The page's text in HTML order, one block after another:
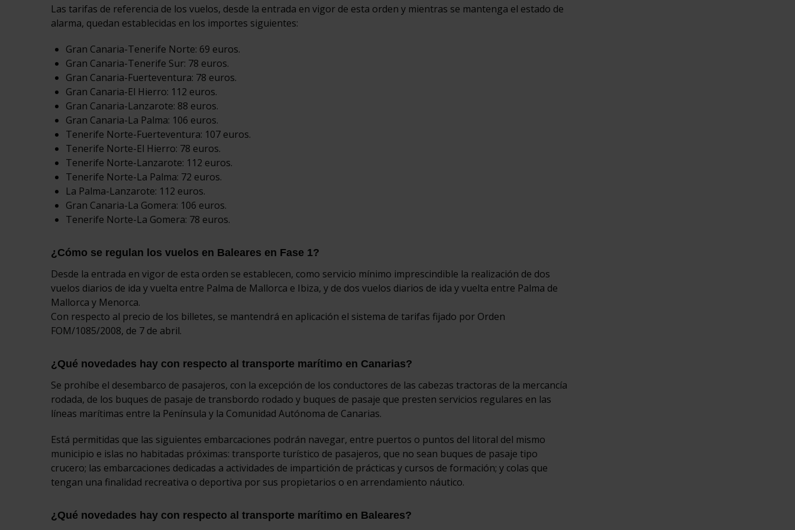
Las tarifas de referencia de los vuelos, desde la entrada en vigor de esta orden y mientras se mantenga el estado de
alarma, quedan establecidas en los importes siguientes:
Gran Canaria-Tenerife Norte: 69 euros.
Gran Canaria-Tenerife Sur: 78 euros.
Gran Canaria-Fuerteventura: 78 euros.
Gran Canaria-El Hierro: 112 euros.
Gran Canaria-Lanzarote: 88 euros.
Gran Canaria-La Palma: 106 euros.
Tenerife Norte-Fuerteventura: 107 euros.
Tenerife Norte-El Hierro: 78 euros.
Tenerife Norte-Lanzarote: 112 euros.
Tenerife Norte-La Palma: 72 euros.
La Palma-Lanzarote: 112 euros.
Gran Canaria-La Gomera: 106 euros.
Tenerife Norte-La Gomera: 78 euros.
¿Cómo se regulan los vuelos en Baleares en Fase 1?
Desde la entrada en vigor de esta orden se establecen, como servicio mínimo imprescindible la realización de dos
vuelos diarios de ida y vuelta entre Palma de Mallorca e Ibiza, y de dos vuelos diarios de ida y vuelta entre Palma de
Mallorca y Menorca.
Con respecto al precio de los billetes, se mantendrá en aplicación el sistema de tarifas fijado por Orden
FOM/1085/2008, de 7 de abril.
¿Qué novedades hay con respecto al transporte marítimo en Canarias?
Se prohíbe el desembarco de pasajeros, con la excepción de los conductores de las cabezas tractoras de la mercancía
rodada, de los buques de pasaje de transbordo rodado y buques de pasaje que presten servicios regulares en las
líneas marítimas entre la Península y la Comunidad Autónoma de Canarias.
Está permitidas que las siguientes embarcaciones podrán navegar, entre puertos o puntos del litoral del mismo
municipio e islas no habitadas próximas: transporte turístico de pasajeros, que no sean buques de pasaje tipo
crucero; las embarcaciones dedicadas a actividades de impartición de prácticas y cursos de formación; y colas que
tengan una finalidad recreativa o deportiva por sus propietarios o en arrendamiento náutico.
¿Qué novedades hay con respecto al transporte marítimo en Baleares?